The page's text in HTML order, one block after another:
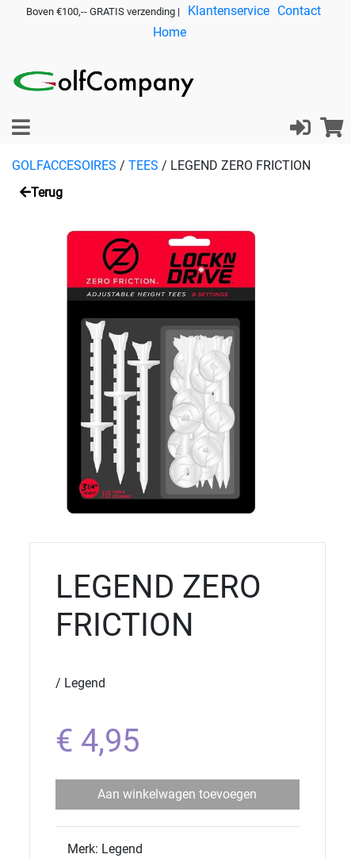
Boven €100,-- GRATIS verzending | Klantenservice Contact
Home
GOLFACCESOIRES / TEES / LEGEND ZERO FRICTION
Terug
LEGEND ZERO
FRICTION
/ Legend
€ 4,95
Aan winkelwagen toevoegen
Merk: Legend